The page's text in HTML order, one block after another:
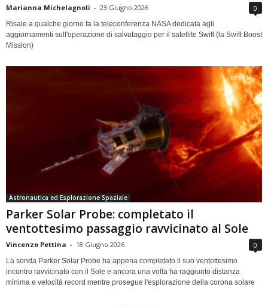
Marianna Michelagnoli - 23 Giugno 2026 0
Risale a qualche giorno fa la teleconferenza NASA dedicata agli
aggiornamenti sull'operazione di salvataggio per il satellite Swift (la Swift Boost
Mission)
Astronautica ed Esplorazione Spaziale
Parker Solar Probe: completato il
ventottesimo passaggio ravvicinato al Sole
Vincenzo Pettina - 18 Giugno 2026 0
La sonda Parker Solar Probe ha appena completato il suo ventottesimo
incontro ravvicinato con il Sole e ancora una volta ha raggiunto distanza
minima e velocità record mentre prosegue l'esplorazione della corona solare